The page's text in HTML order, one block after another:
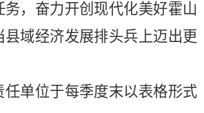
， 奋力开创现代化美好霍山
县域经济发展排头兵上迈出更
任单位于每季度末以表格形式